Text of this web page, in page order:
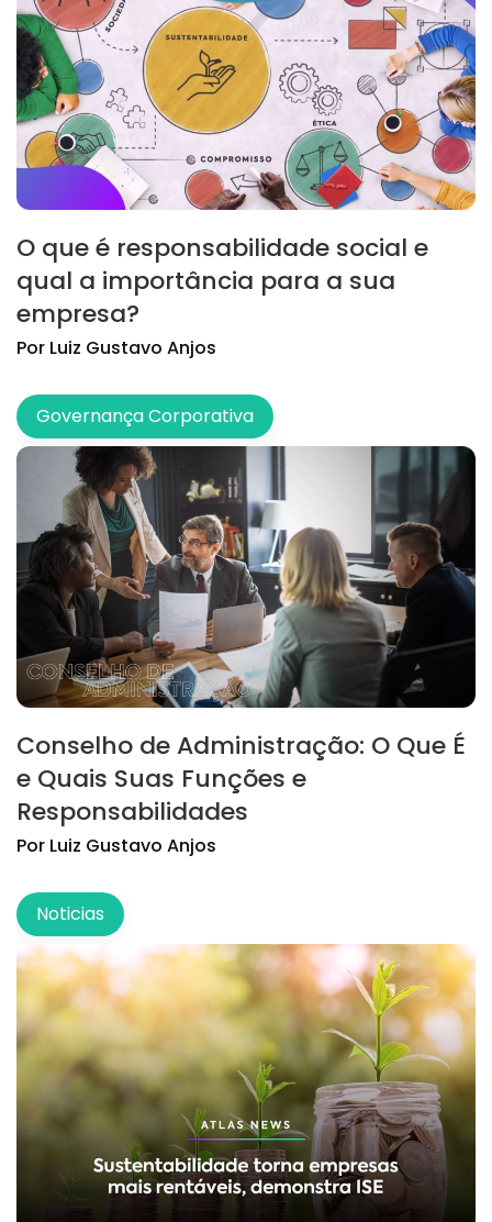
O que é responsabilidade social e
qual a importância para a sua
empresa?
Por Luiz Gustavo Anjos
Governança Corporativa
Conselho de Administração: O Que É
e Quais Suas Funções e
Responsabilidades
Por Luiz Gustavo Anjos
Noticias